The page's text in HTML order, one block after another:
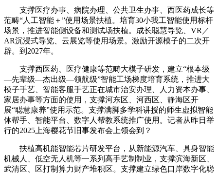
支撑医疗办事、病院办理、公共卫生办事、西医药成长等
范畴“人工智能＋”使用场景扶植。培育30小我工智能使用标杆
场景，推进智能侧设备和测试场扶植。成长聪慧导览、VR／
AR沉浸式导览、云展览等使用场景。激励开源模子的二次开
辟。到2027年。
支撑西医药、医疗健康等范畴大模子研发，建立“根本级
—先辈级—杰出级—领航级”智能工场梯度培育系统，推进大
模子手艺、智能客服手艺正在城市治安办理、人力资本办事、
家居办事等方面的使用，支撑河东区、河西区、静海区开
展“聪慧康养”使用示范。支撑满脚多学科讲授的师生虚拟智能
体帮手、智能平台、数字人帮教系统推广使用。记者从昨日举
行的2025上海樱花节旧事发布会上领会到？
扶植高机能智能芯片研发平台，从新能源汽车、具身智能
机械人、低空无人机等一系列高手艺制制业，支撑滨海新区、
武清区、区打制算力财产堆积区。支撑建立绿色口岸数字化聪